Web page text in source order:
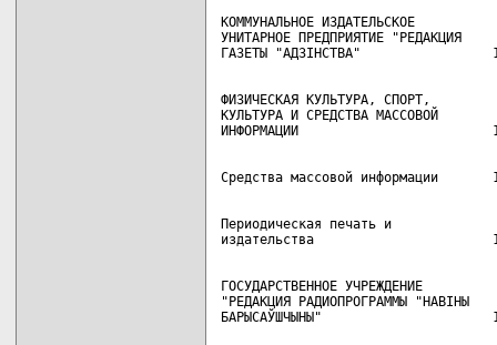
КОММУНАЛЬНОЕ ИЗДАТЕЛЬСКОЕ
УНИТАРНОЕ ПРЕДПРИЯТИЕ "РЕДАКЦИЯ
ФИЗИЧЕСКАЯ КУЛЬТУРА, СПОРТ,
КУЛЬТУРА И СРЕДСТВА МАССОВОЙ
Периодическая печать и
ГОСУДАРСТВЕННОЕ УЧРЕЖДЕНИЕ
"РЕДАКЦИЯ РАДИОПРОГРАММЫ "НАВIНЫ